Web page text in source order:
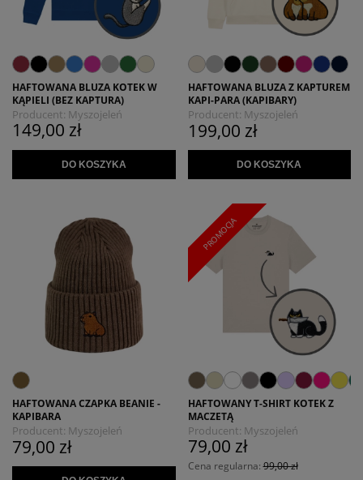
HAFTOWANA BLUZA KOTEK W
KĄPIELI (BEZ KAPTURA)
Producent: Myszojeleń
149,00 zł
DO KOSZYKA
HAFTOWANA BLUZA Z KAPTUREM
KAPI-PARA (KAPIBARY)
Producent: Myszojeleń
199,00 zł
DO KOSZYKA
HAFTOWANA CZAPKA BEANIE -
KAPIBARA
Producent: Myszojeleń
79,00 zł
HAFTOWANY T-SHIRT KOTEK Z
MACZETĄ
Producent: Myszojeleń
79,00 zł
Cena regularna:99,00 zł
PROMOCJA